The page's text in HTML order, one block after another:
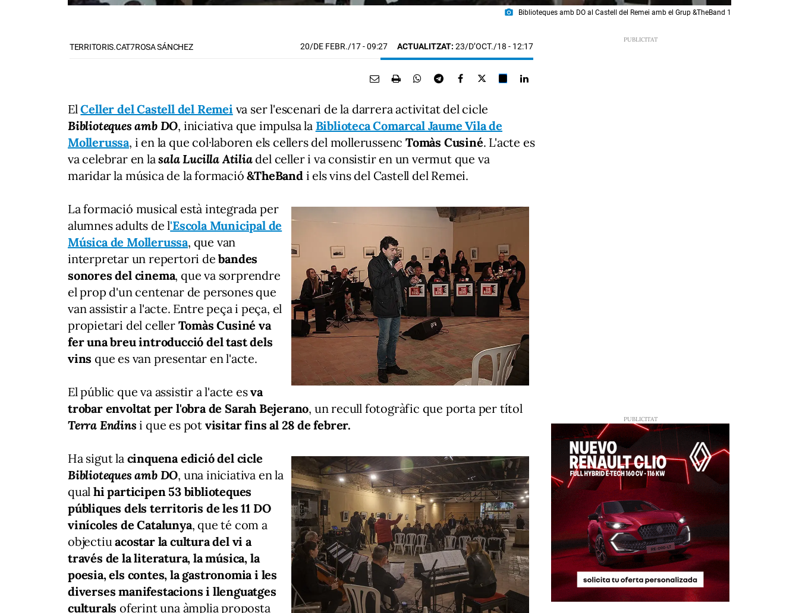
photo_camera Biblioteques amb DO al Castell del Remei amb el Grup &TheBand 1
TERRITORIS.CAT7ROSA SÁNCHEZ 20/DE FEBR./17- 09:27 ACTUALITZAT: 23/D’OCT./18 - 12:17
ElCeller del Castell del Remei va ser l'escenari de la darrera activitat del cicle
Biblioteques amb DO, iniciativa que impulsa la Biblioteca Comarcal Jaume Vila de
Mollerussa, i en la que col·laboren els cellers del mollerussencTomàs Cusiné. L'acte es
va celebrar en lasala Lucilla Atiliadel celler i va consistir en un vermut que va
maridar la música de la formació&TheBandi els vins del Castell del Remei.
La formació musical està integrada per
alumnes adults de l'Escola Municipal de
Música de Mollerussa, que van
interpretar un repertori debandes
sonores del cinema, que va sorprendre
el prop d'un centenar de persones que
van assistir a l'acte. Entre peça i peça, el
propietari del celler Tomàs Cusiné va
fer una breu introducció del tast dels
vins que es van presentar en l'acte.
El públic que va assistir a l'acte esva
trobar envoltat per l'obra de Sarah Bejerano, un recull fotogràfic que porta per títol
Terra Endins i que es pot visitar fins al 28 de febrer.
Ha sigut la cinquena edició del cicle
Biblioteques amb DO, una iniciativa en la
qual hi participen 53 biblioteques
públiques dels territoris de les 11 DO
vinícoles de Catalunya, que té com a
objectiuacostar la cultura del vi a
través de la literatura, la música, la
poesia, els contes, la gastronomia i les
diverses manifestacions i llenguatges
culturals oferint una àmplia proposta